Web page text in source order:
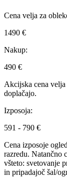
Cena velja za
1490 €
Nakup:
490 €
Akcijska cena
doplačajo.
Izposoja:
591 - 790 €
Cena izposoje
razredu. Natančno
všteto: svetovanje
in pripadajoč šal/